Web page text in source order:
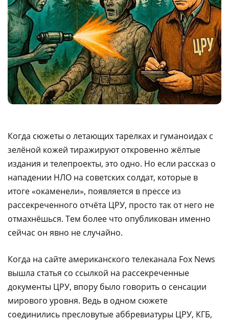
Когда сюжеты о летающих тарелках и гуманоидах с
зелёной кожей тиражируют откровенно жёлтые
издания и телепроекты, это одно. Но если рассказ о
нападении НЛО на советских солдат, которые в
итоге «окаменели», появляется в прессе из
рассекреченного отчёта ЦРУ, просто так от него не
отмахнёшься. Тем более что опубликован именно
сейчас он явно не случайно.
Когда на сайте американского телеканала Fox News
вышла статья со ссылкой на рассекреченные
документы ЦРУ, впору было говорить о сенсации
мирового уровня. Ведь в одном сюжете
соединились пресловутые аббревиатуры ЦРУ, КГБ,